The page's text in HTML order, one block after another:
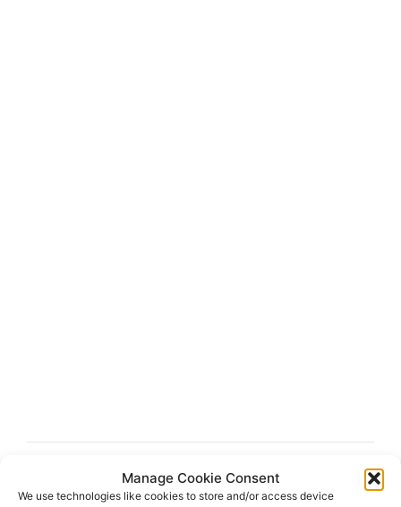
Manage Cookie Consent
We use technologies like cookies to store and/or access device
CHALLE varnar mitt i Löven-glädjen: "Kan bli